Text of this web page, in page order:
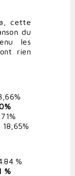
cette
du
les
rien
%
%